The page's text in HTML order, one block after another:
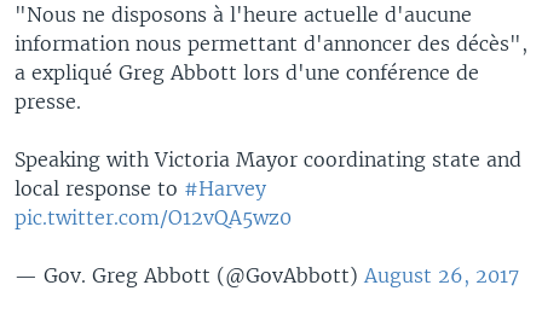
"Nous ne disposons à l'heure actuelle d'aucune
information nous permettant d'annoncer des décès",
a expliqué Greg Abbott lors d'une conférence de
presse.
Speaking with Victoria Mayor coordinating state and
local response to #Harvey
pic.twitter.com/O12vQA5wz0
— Gov. Greg Abbott (@GovAbbott) August 26, 2017